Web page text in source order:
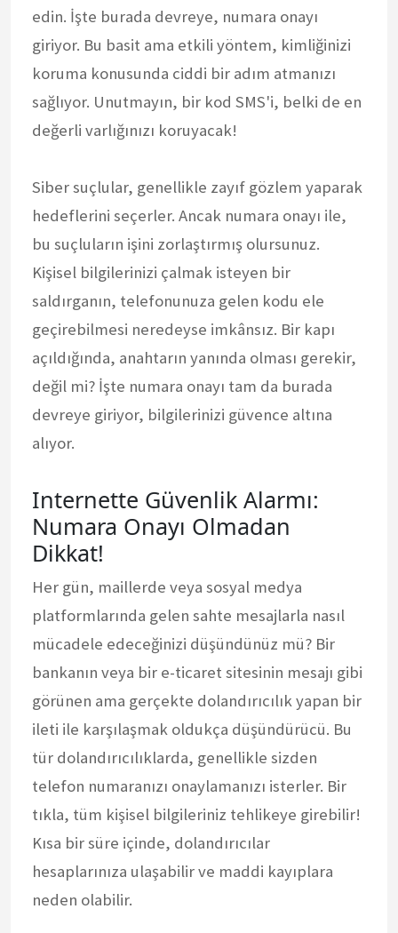
edin. İşte burada devreye, numara onayı
giriyor. Bu basit ama etkili yöntem, kimliğinizi
koruma konusunda ciddi bir adım atmanızı
sağlıyor. Unutmayın, bir kod SMS'i, belki de en
değerli varlığınızı koruyacak!
Siber suçlular, genellikle zayıf gözlem yaparak
hedeflerini seçerler. Ancak numara onayı ile,
bu suçluların işini zorlaştırmış olursunuz.
Kişisel bilgilerinizi çalmak isteyen bir
saldırganın, telefonunuza gelen kodu ele
geçirebilmesi neredeyse imkânsız. Bir kapı
açıldığında, anahtarın yanında olması gerekir,
değil mi? İşte numara onayı tam da burada
devreye giriyor, bilgilerinizi güvence altına
alıyor.
Internette Güvenlik Alarmı:
Numara Onayı Olmadan
Dikkat!
Her gün, maillerde veya sosyal medya
platformlarında gelen sahte mesajlarla nasıl
mücadele edeceğinizi düşündünüz mü? Bir
bankanın veya bir e-ticaret sitesinin mesajı gibi
görünen ama gerçekte dolandırıcılık yapan bir
ileti ile karşılaşmak oldukça düşündürücü. Bu
tür dolandırıcılıklarda, genellikle sizden
telefon numaranızı onaylamanızı isterler. Bir
tıkla, tüm kişisel bilgileriniz tehlikeye girebilir!
Kısa bir süre içinde, dolandırıcılar
hesaplarınıza ulaşabilir ve maddi kayıplara
neden olabilir.